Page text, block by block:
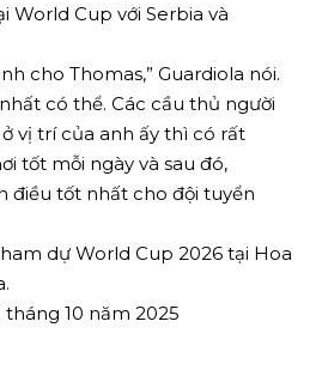
World Cup với Serbia và
cho Thomas,” Guardiola nói.
có thể. Các cầu thủ người
vị trí của anh ấy thì có rất
tốt mỗi ngày và sau đó,
điều tốt nhất cho đội tuyển
dự World Cup 2026 tại Hoa
tháng 10 năm 2025